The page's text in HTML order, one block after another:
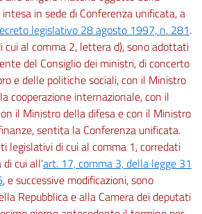
Titolo X
DEGLI ENTI DEL TERZO SETTORE
Capo I
Disposizioni generali
in sede di Conferenza unificata, a
legislativo 28 agosto 1997, n. 281.
cui al comma 2, lettera d), sono adottati
del Consiglio dei ministri, di concerto
e delle politiche sociali, con il Ministro
cooperazione internazionale, con il
il Ministro della difesa e con il Ministro
sentita la Conferenza unificata.
legislativi di cui al comma 1, corredati
cui all'art. 17, comma 3, della legge 31
, e successive modificazioni, sono
Repubblica e alla Camera dei deputati